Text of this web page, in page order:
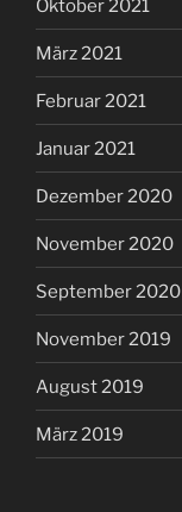
Oktober 2021
März 2021
Februar 2021
Januar 2021
Dezember 2020
November 2020
September 2020
November 2019
August 2019
März 2019